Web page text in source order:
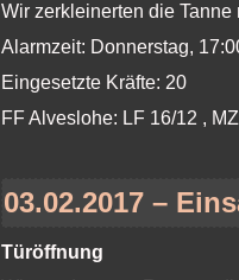
Wir zerkleinerten die
Alarmzeit: Donnerstag,
Eingesetzte Kräfte: 20
FF Alveslohe: LF 16/12 ,
03.02.2017 –
Türöffnung